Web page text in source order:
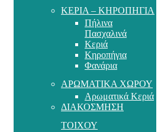
ΚΕΡΙΑ – ΚΗΡΟΠΗΓΙΑ
Πήλινα
Πασχαλινά
Κεριά
Κηροπήγια
Φανάρια
ΑΡΩΜΑΤΙΚΑ ΧΩΡΟΥ
Αρωματικά Κεριά
ΔΙΑΚΟΣΜΗΣΗ
ΤΟΙΧΟΥ